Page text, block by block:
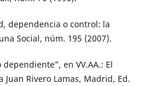
dependencia o control: la
Social, núm. 195 (2007).
dependiente”, en VV.AA.: El
Rivero Lamas, Madrid, Ed.